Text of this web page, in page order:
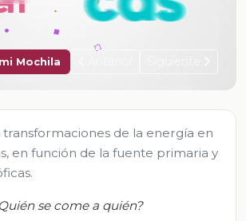
Mochila
de la energía en
en función de la fuente primaria y
se come a quién?